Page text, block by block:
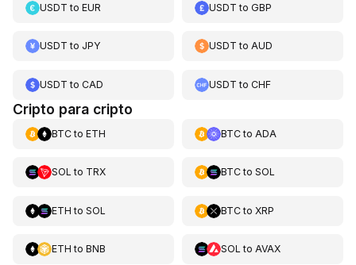
USDT to EUR USDT toGBP
USDT to JPY USDT toAUD
USDT to CAD USDT toCHF
Cripto para cripto
BTCto ETH BTCto ADA
SOL to TRX BTCto SOL
ETH to SOL BTCto XRP
ETH to BNB SOL to AVAX